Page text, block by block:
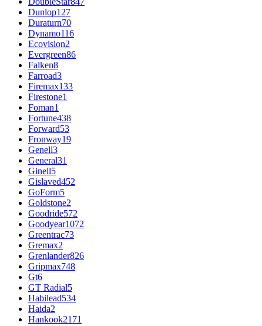
Dunlop127
Duraturn70
Dynamo116
Ecovision2
Evergreen86
Falken8
Farroad3
Firemax133
Firestone1
Foman1
Fortune438
Forward53
Fronway19
Genell3
General31
Ginell5
Gislaved452
GoForm5
Goldstone2
Goodride572
Goodyear1072
Greentrac73
Gremax2
Grenlander826
Gripmax748
Gt6
GT Radial5
Habilead534
Haida2
Hankook2171